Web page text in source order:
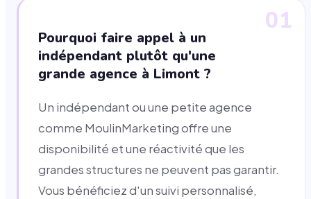
01
Pourquoi faire appel à un
indépendant plutôt qu'une
grande agence à Limont ?
Un indépendant ou une petite agence
comme MoulinMarketing offre une
disponibilité et une réactivité que les
grandes structures ne peuvent pas garantir.
Vous bénéficiez d'un suivi personnalisé,